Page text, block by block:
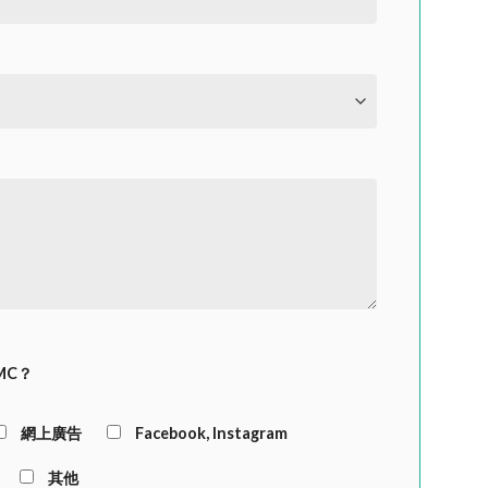
？
網上廣告 Facebook, Instagram
其他